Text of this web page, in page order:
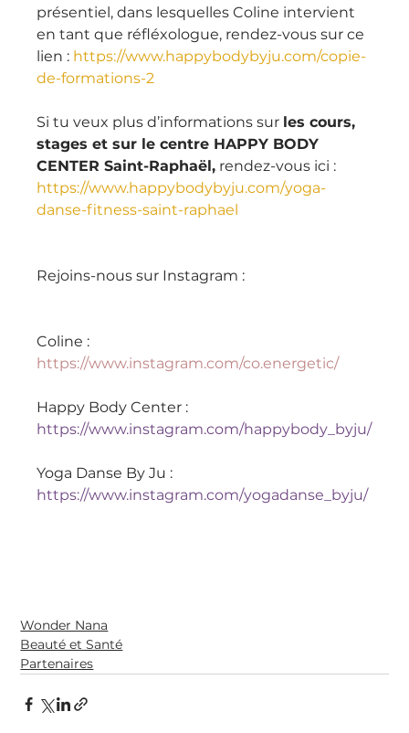
présentiel, dans lesquelles Coline intervient
en tant que réfléxologue, rendez-vous sur ce
lien : https://www.happybodybyju.com/copie-
de-formations-2
Si tu veux plus d’informations sur les cours,
stages et sur le centre HAPPY BODY
CENTER Saint-Raphaël, rendez-vous ici :
https://www.happybodybyju.com/yoga-
danse-fitness-saint-raphael
Rejoins-nous sur Instagram :
Coline :
https://www.instagram.com/co.energetic/
Happy Body Center :
https://www.instagram.com/happybody_byju/
Yoga Danse By Ju :
https://www.instagram.com/yogadanse_byju/
Wonder Nana
Beauté et Santé
Partenaires